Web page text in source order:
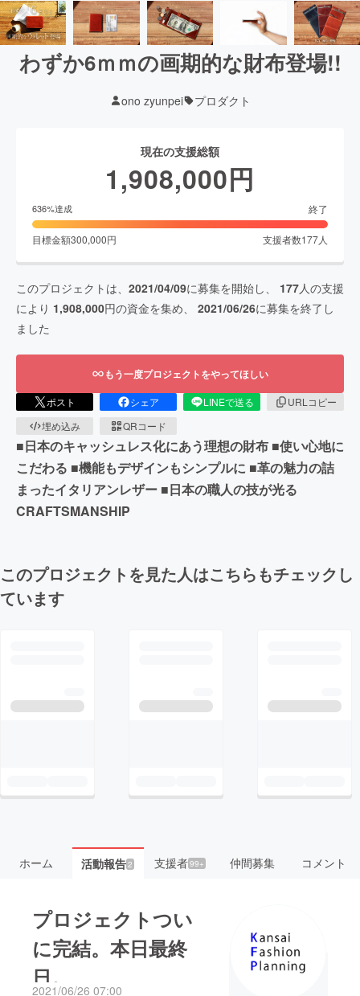
わずか6ｍｍの画期的な財布登場!!
ono zyunpei プロダクト
現在の支援総額
1,908,000円
636%達成 終了
目標金額300,000円 支援者数177人
このプロジェクトは、 2021/04/09に募集を開始し、 177人の支援
により 1,908,000円の資金を集め、 2021/06/26に募集を終了し
ました
もう一度プロジェクトをやってほしい
ポスト シェア LINEで送る
URLコピー
埋め込み
QRコード
■日本のキャッシュレス化にあう理想の財布 ■使い心地に
こだわる ■機能もデザインもシンプルに ■革の魅力の詰
まったイタリアンレザー ■日本の職人の技が光る
CRAFTSMANSHIP
このプロジェクトを見た人はこちらもチェックし
ています
ホーム 活動報告2 支援者99+ 仲間募集 コメント
プロジェクトつい
に完結。本日最終
日。
2021/06/26 07:00